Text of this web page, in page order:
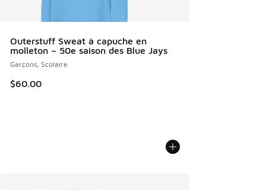
Outerstuff Sweat à capuche en
molleton – 50e saison des Blue Jays
Garçons, Scolaire
$60.00